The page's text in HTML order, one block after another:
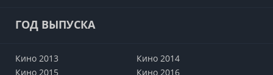
ГОД ВЫПУСКА
Кино 2013
Кино 2014
Кино 2015
Кино 2016